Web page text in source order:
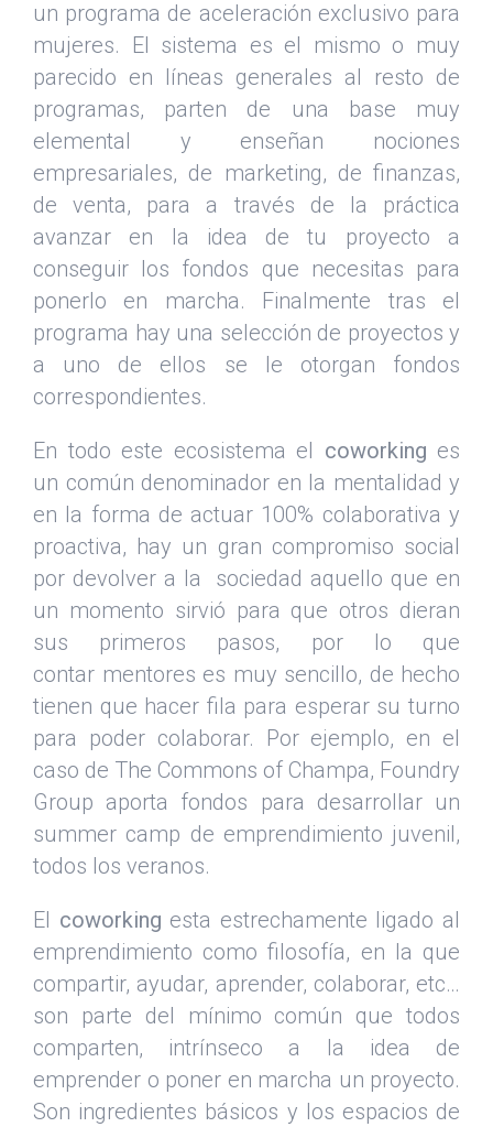
un programa de aceleración exclusivo para
mujeres. El sistema es el mismo o muy
parecido en líneas generales al resto de
programas, parten de una base muy
elemental y enseñan nociones
empresariales, de marketing, de finanzas,
de venta, para a través de la práctica
avanzar en la idea de tu proyecto a
conseguir los fondos que necesitas para
ponerlo en marcha. Finalmente tras el
programa hay una selección de proyectos y
a uno de ellos se le otorgan fondos
correspondientes.
En todo este ecosistema el coworking es
un común denominador en la mentalidad y
en la forma de actuar 100% colaborativa y
proactiva, hay un gran compromiso social
por devolver a la sociedad aquello que en
un momento sirvió para que otros dieran
sus primeros pasos, por lo que
contar mentores es muy sencillo, de hecho
tienen que hacer fila para esperar su turno
para poder colaborar. Por ejemplo, en el
caso de The Commons of Champa, Foundry
Group aporta fondos para desarrollar un
summer camp de emprendimiento juvenil,
todos los veranos.
El coworking esta estrechamente ligado al
emprendimiento como filosofía, en la que
compartir, ayudar, aprender, colaborar, etc…
son parte del mínimo común que todos
comparten, intrínseco a la idea de
emprender o poner en marcha un proyecto.
Son ingredientes básicos y los espacios de